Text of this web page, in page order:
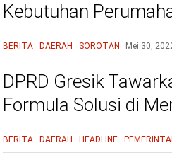
Kebutuhan
BERITA DAERAH SOROTAN Mei 30,
DPRD Gresik
Formula Solusi di
BERITA DAERAH HEADLINE